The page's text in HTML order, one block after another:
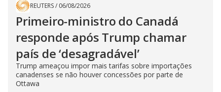
REUTERS/ 06/08/2026
Primeiro-ministro do Canadá
responde após Trump chamar
país de ‘desagradável’
Trump ameaçou impor mais tarifas sobre importações
canadenses se não houver concessões por parte de
Ottawa